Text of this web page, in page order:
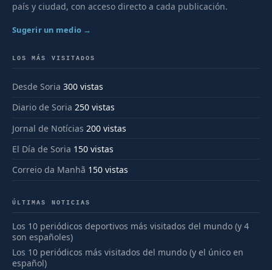
país y ciudad, con acceso directo a cada publicación.
Sugerir un medio →
LOS MÁS VISITADOS
Desde Soria 300 vistas
Diario de Soria 250 vistas
Jornal de Notícias 200 vistas
El Día de Soria 150 vistas
Correio da Manhã 150 vistas
ÚLTIMAS NOTICIAS
Los 10 periódicos deportivos más visitados del mundo (y 4
son españoles)
Los 10 periódicos más visitados del mundo (y el único en
español)